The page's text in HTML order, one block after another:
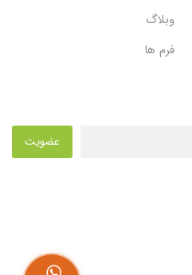
وبلاگ
فرم ها
عضویت